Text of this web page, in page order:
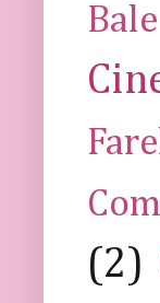
Bale
(2)